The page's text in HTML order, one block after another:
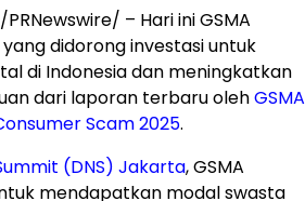
/PRNewswire/ – Hari ini GSMA
didorong investasi untuk
di Indonesiadan meningkatkan
dari laporan terbaru olehGSMA
Scam 2025.
(DNS) Jakarta, GSMA
mendapatkan modal swasta